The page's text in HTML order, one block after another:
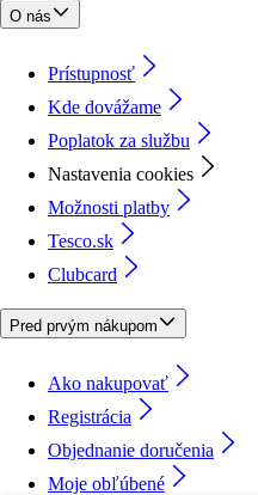
O nás
Prístupnosť
Kde dovážame
Poplatok za službu
Nastavenia cookies
Možnosti platby
Tesco.sk
Clubcard
Pred prvým nákupom
Ako nakupovať
Registrácia
Objednanie doručenia
Moje obľúbené